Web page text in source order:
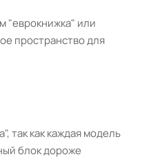
"еврокнижка" или
пространство для
так как каждая модель
блок дороже